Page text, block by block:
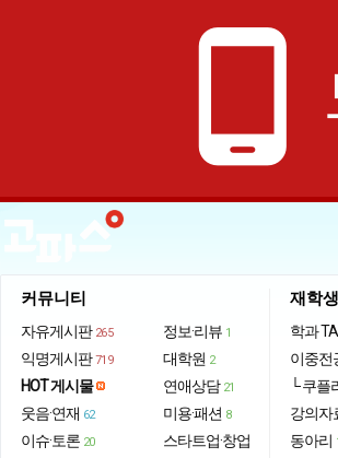
phone_android
커뮤니티
자유게시판 265
익명게시판 719
HOT 게시물
웃음·연재 62
이슈·토론 20
정보·리뷰 1
대학원 2
연애상담 21
미용·패션 8
스타트업·창업
재학생
학과
이중전
└ 쿠플
강의자
동아리